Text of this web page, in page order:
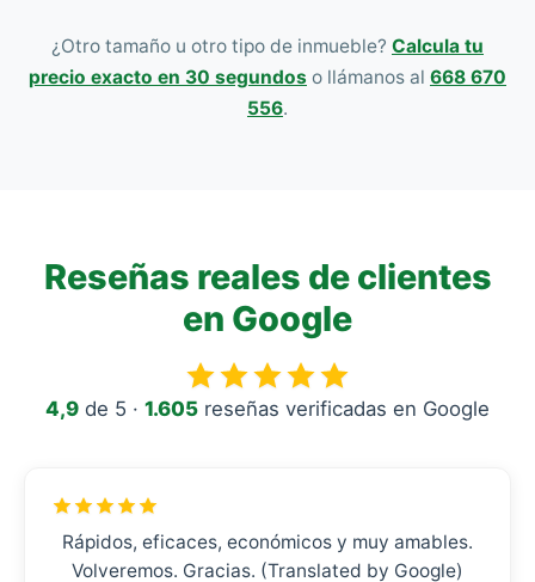
¿Otro tamaño u otro tipo de inmueble? Calcula tu
precio exacto en 30 segundos o llámanos al 668 670
556.
Reseñas reales de clientes
en Google
4,9 de 5 · 1.605 reseñas verificadas en Google
Rápidos, eficaces, económicos y muy amables.
Volveremos. Gracias. (Translated by Google)